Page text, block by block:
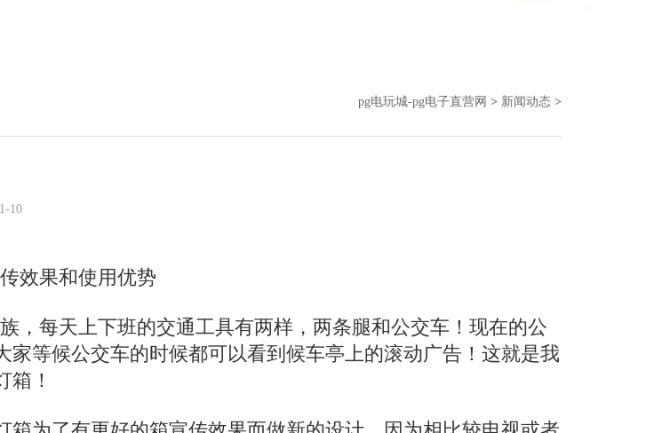
pg电玩城-pg电子直营网 > 新闻动态 >
10
效果和使用优势
每天上下班的交通工具有两样，两条腿和公交车！现在的公
家等候公交车的时候都可以看到候车亭上的滚动广告！这就是我
箱！